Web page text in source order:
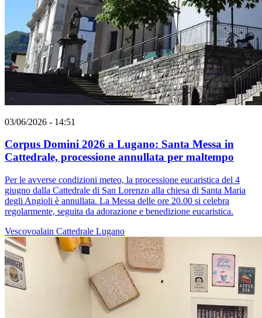
03/06/2026 - 14:51
Corpus Domini 2026 a Lugano: Santa Messa in
Cattedrale, processione annullata per maltempo
Per le avverse condizioni meteo, la processione eucaristica del 4
giugno dalla Cattedrale di San Lorenzo alla chiesa di Santa Maria
degli Angioli è annullata. La Messa delle ore 20.00 si celebra
regolarmente, seguita da adorazione e benedizione eucaristica.
Vescovoalain Cattedrale Lugano